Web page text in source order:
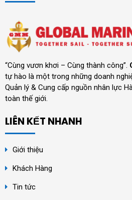
“Cùng vươn khơi – Cùng thành công”.
tự hào là một trong những doanh
Quản lý & Cung cấp nguồn nhân lực
toàn thế giới.
LIÊN KẾT NHANH
Giới thiệu
Khách Hàng
Tin tức